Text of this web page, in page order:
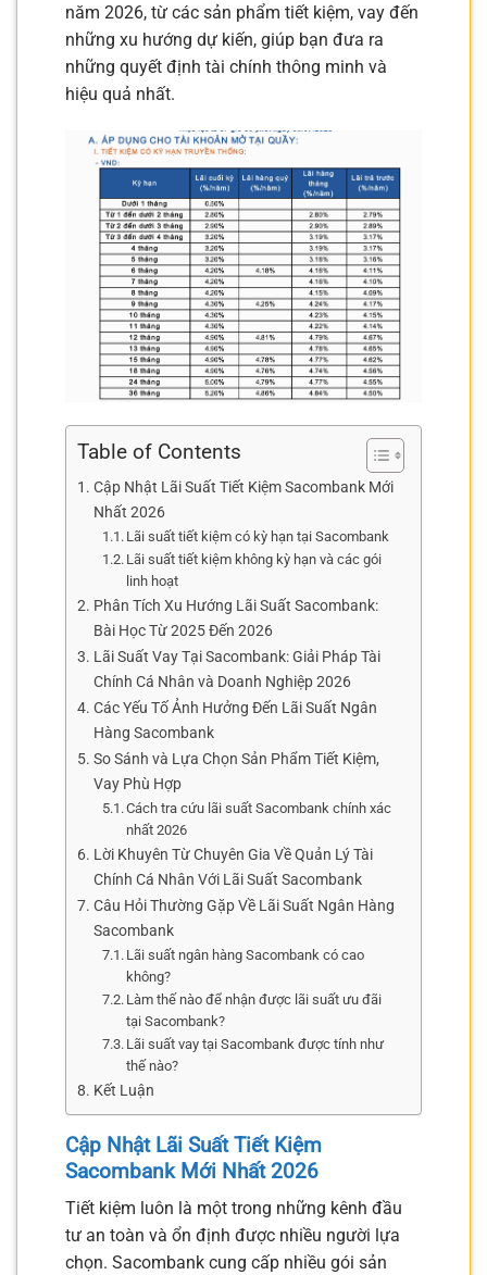
năm 2026, từ các sản phẩm tiết kiệm, vay đến
những xu hướng dự kiến, giúp bạn đưa ra
những quyết định tài chính thông minh và
hiệu quả nhất.
Table of Contents
Cập Nhật Lãi Suất Tiết Kiệm Sacombank Mới
Nhất 2026
Lãi suất tiết kiệm có kỳ hạn tại Sacombank
Lãi suất tiết kiệm không kỳ hạn và các gói
linh hoạt
Phân Tích Xu Hướng Lãi Suất Sacombank:
Bài Học Từ 2025 Đến 2026
Lãi Suất Vay Tại Sacombank: Giải Pháp Tài
Chính Cá Nhân và Doanh Nghiệp 2026
Các Yếu Tố Ảnh Hưởng Đến Lãi Suất Ngân
Hàng Sacombank
So Sánh và Lựa Chọn Sản Phẩm Tiết Kiệm,
Vay Phù Hợp
Cách tra cứu lãi suất Sacombank chính xác
nhất 2026
Lời Khuyên Từ Chuyên Gia Về Quản Lý Tài
Chính Cá Nhân Với Lãi Suất Sacombank
Câu Hỏi Thường Gặp Về Lãi Suất Ngân Hàng
Sacombank
Lãi suất ngân hàng Sacombank có cao
không?
Làm thế nào để nhận được lãi suất ưu đãi
tại Sacombank?
Lãi suất vay tại Sacombank được tính như
thế nào?
Kết Luận
Cập Nhật Lãi Suất Tiết Kiệm
Sacombank Mới Nhất 2026
Tiết kiệm luôn là một trong những kênh đầu
tư an toàn và ổn định được nhiều người lựa
chọn. Sacombank cung cấp nhiều gói sản